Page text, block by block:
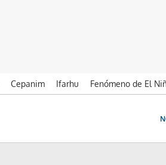
Cepanim Ifarhu Fenómeno de El